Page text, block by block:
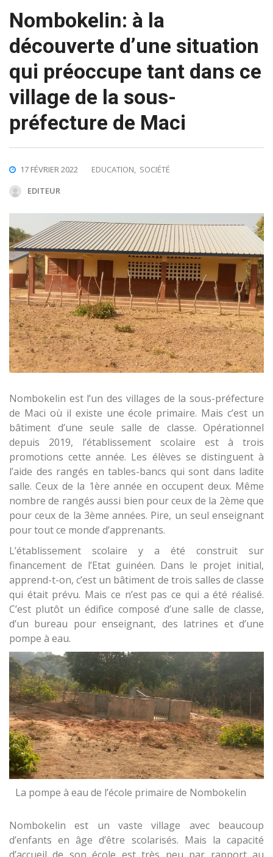
Nombokelin: à la
découverte d’une situation
qui préoccupe tant dans ce
village de la sous-
préfecture de Maci
17 FÉVRIER 2022 EDUCATION, SOCIÉTÉ
EDITEUR
Nombokelin est l’un des villages de la sous-préfecture
de Maci où il existe une école primaire. Mais c’est un
bâtiment d’une seule salle de classe. Opérationnel
depuis 2019, l’établissement scolaire est à trois
promotions cette année. Les élèves se distinguent à
l’aide des rangés en tables-bancs qui sont dans ladite
salle. Ceux de la 1ère année en occupent deux. Même
nombre de rangés aussi bien pour ceux de la 2ème que
pour ceux de la 3ème années. Pire, un seul enseignant
pour tout ce monde d’apprenants.
L’établissement scolaire y a été construit sur
financement de l’Etat guinéen. Dans le projet initial,
apprend-t-on, c’est un bâtiment de trois salles de classe
qui était prévu. Mais ce n’est pas ce qui a été réalisé.
C’est plutôt un édifice composé d’une salle de classe,
d’un bureau pour enseignant, des latrines et d’une
pompe à eau.
La pompe à eau de l’école primaire de Nombokelin
Nombokelin est un vaste village avec beaucoup
d’enfants en âge d’être scolarisés. Mais la capacité